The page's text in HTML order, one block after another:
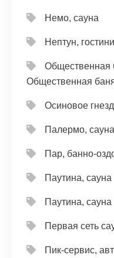
Немо, сауна
Нептун,
Общественная
Общественная
Осиновое
Палермо, сауна
Пар, банно-
Паутина, сауна
Паутина, сауна
Первая сеть
Пик-сервис,